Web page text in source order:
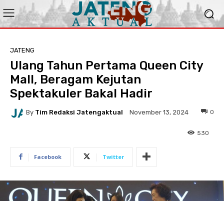
JATENG
Ulang Tahun Pertama Queen City
Mall, Beragam Kejutan
Spektakuler Bakal Hadir
By Tim Redaksi Jatengaktual November 13, 2024 0
530
Facebook Twitter